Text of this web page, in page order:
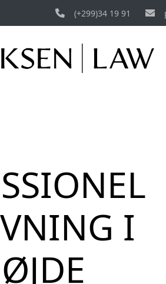
(+299)34 19 91
I